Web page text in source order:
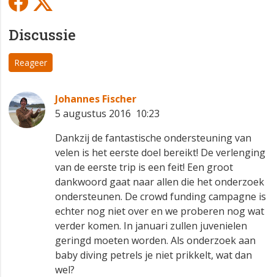
Discussie
Reageer
Johannes Fischer
5 augustus 2016 10:23
Dankzij de fantastische ondersteuning van
velen is het eerste doel bereikt! De verlenging
van de eerste trip is een feit! Een groot
dankwoord gaat naar allen die het onderzoek
ondersteunen. De crowd funding campagne is
echter nog niet over en we proberen nog wat
verder komen. In januari zullen juvenielen
geringd moeten worden. Als onderzoek aan
baby diving petrels je niet prikkelt, wat dan
wel?